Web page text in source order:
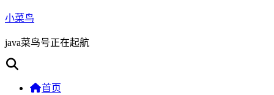
小菜鸟
java菜鸟号正在起航
首页